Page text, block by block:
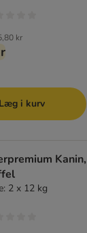
kr
Læg i kurv
Kanin,
2 x 12 kg